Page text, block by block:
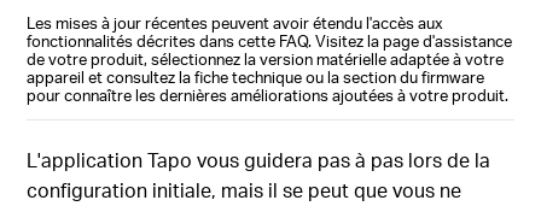
Les mises à jour récentes peuvent avoir étendu l'accès aux
fonctionnalités décrites dans cette FAQ. Visitez la page d'assistance
de votre produit, sélectionnez la version matérielle adaptée à votre
appareil et consultez la fiche technique ou la section du firmware
pour connaître les dernières améliorations ajoutées à votre produit.
L'application Tapo vous guidera pas à pas lors de la
configuration initiale, mais il se peut que vous ne